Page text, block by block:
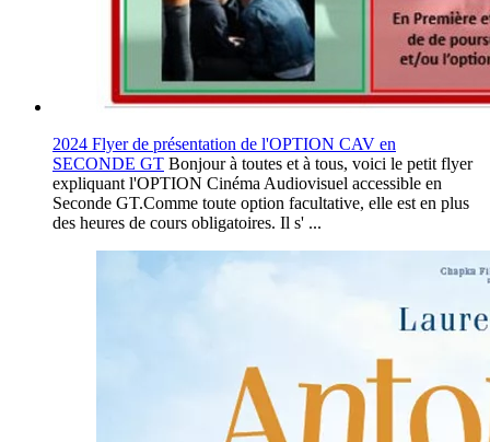
2024 Flyer de présentation de l'OPTION CAV en
SECONDE GT Bonjour à toutes et à tous, voici le petit flyer
expliquant l'OPTION Cinéma Audiovisuel accessible en
Seconde GT.Comme toute option facultative, elle est en plus
des heures de cours obligatoires. Il s' ...